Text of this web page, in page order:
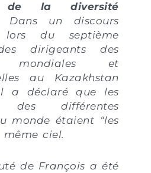
de la diversité
Dans un discours
lors du septième
dirigeants des
mondiales et
au Kazakhstan
a déclaré que les
des différentes
monde étaient “les
ciel.
de François a été